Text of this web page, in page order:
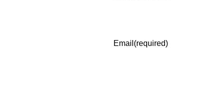
Email (required)